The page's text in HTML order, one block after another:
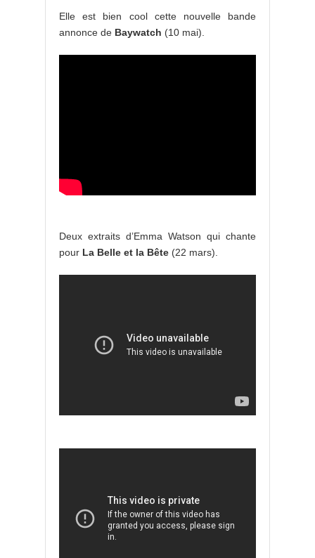
Elle est bien cool cette nouvelle bande
annonce de Baywatch (10 mai).
Deux extraits d’Emma Watson qui chante
pour La Belle et la Bête (22 mars).